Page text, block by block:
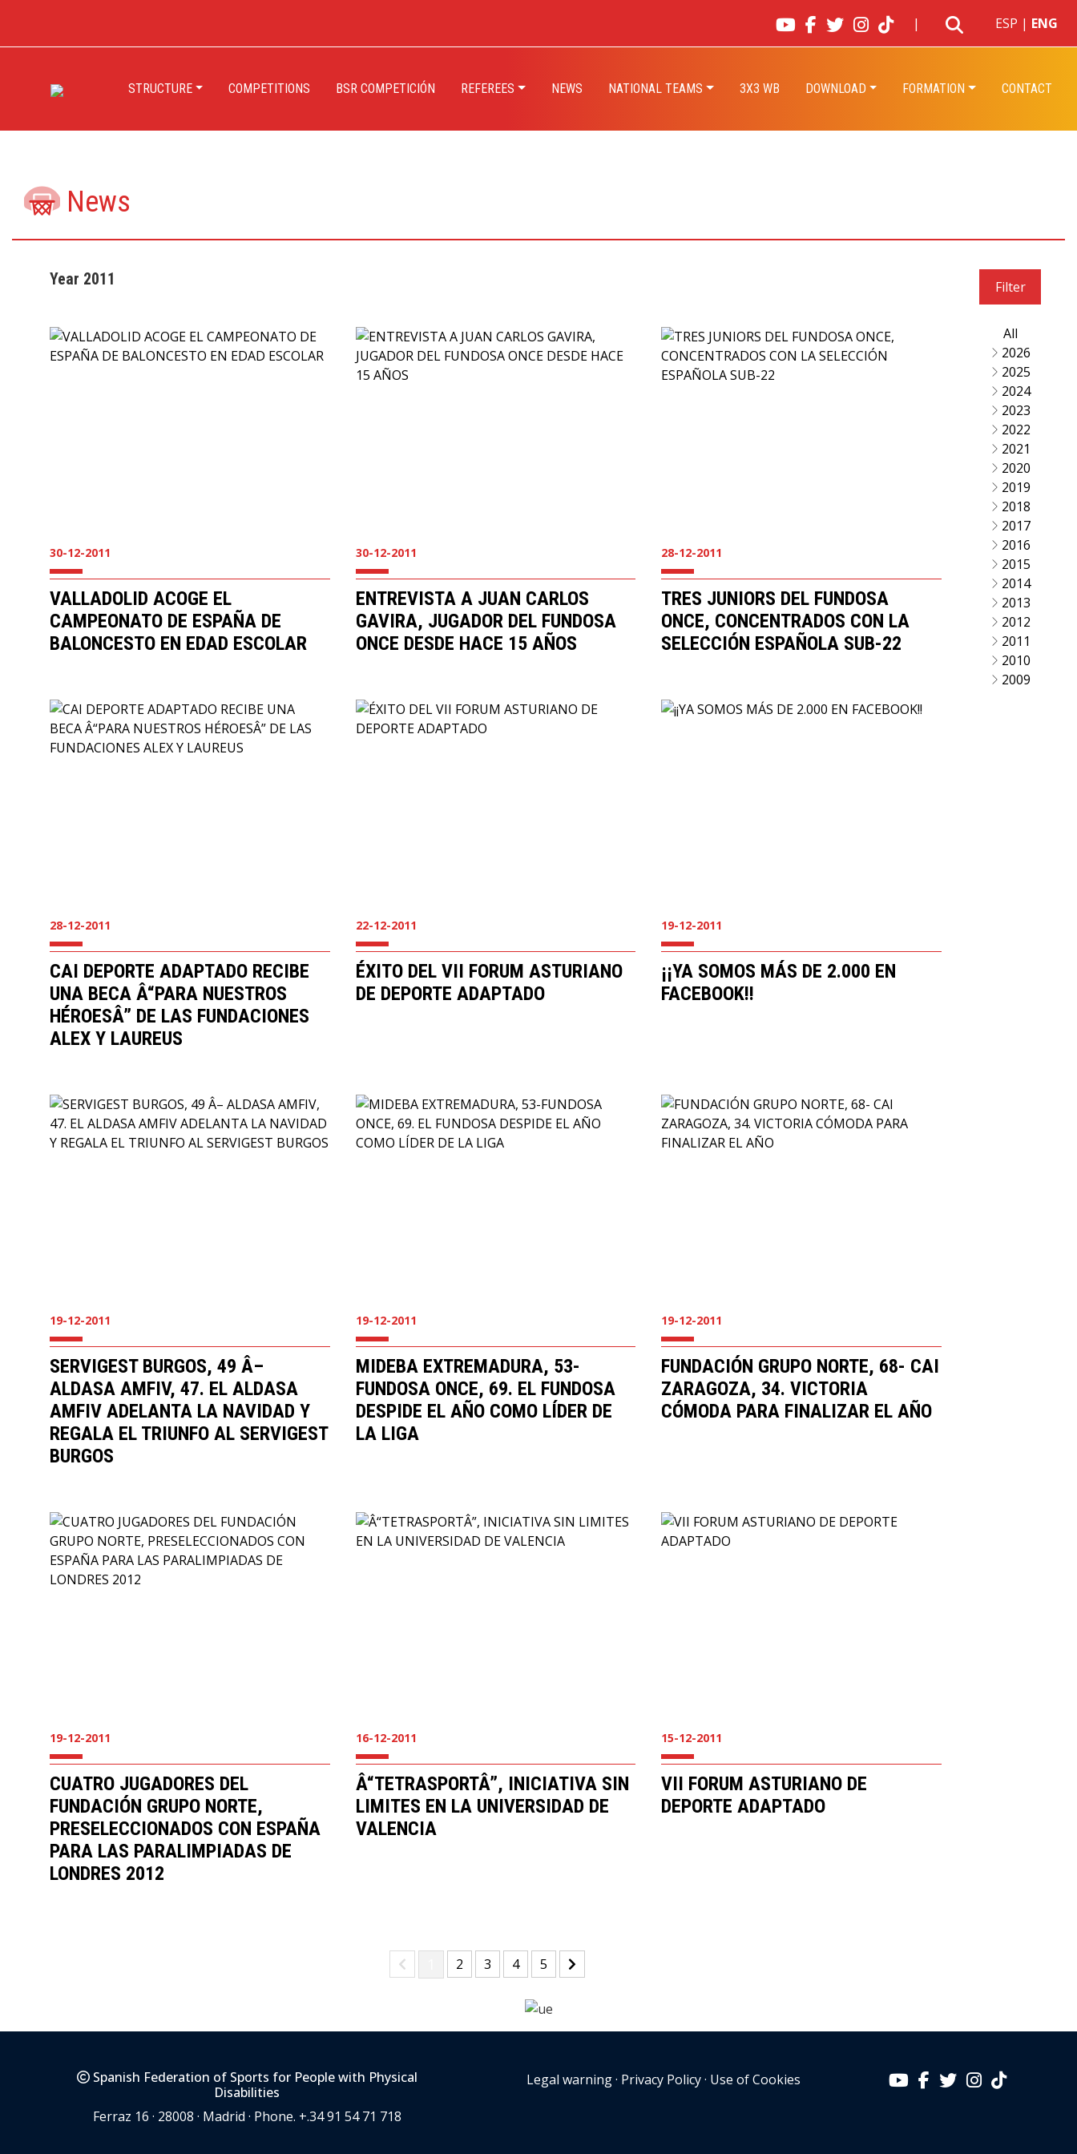
| ESP | ENG
STRUCTURE COMPETITIONS BSR COMPETICIÓN REFEREES NEWS NATIONAL TEAMS 3X3 WB DOWNLOAD FORMATION CONTACT
News
Year 2011
30-12-2011
VALLADOLID ACOGE EL
CAMPEONATO DE ESPAÑA DE
BALONCESTO EN EDAD ESCOLAR
30-12-2011
ENTREVISTA A JUAN CARLOS
GAVIRA, JUGADOR DEL FUNDOSA
ONCE DESDE HACE 15 AÑOS
28-12-2011
TRES JUNIORS DEL FUNDOSA
ONCE, CONCENTRADOS CON LA
SELECCIÓN ESPAÑOLA SUB-22
28-12-2011
CAI DEPORTE ADAPTADO RECIBE
UNA BECA Â“PARA NUESTROS
HÉROESÂ” DE LAS FUNDACIONES
ALEX Y LAUREUS
22-12-2011
ÉXITO DEL VII FORUM ASTURIANO
DE DEPORTE ADAPTADO
19-12-2011
¡¡YA SOMOS MÁS DE 2.000 EN
FACEBOOK!!
19-12-2011
SERVIGEST BURGOS, 49 Â–
ALDASA AMFIV, 47. EL ALDASA
AMFIV ADELANTA LA NAVIDAD Y
REGALA EL TRIUNFO AL SERVIGEST
BURGOS
19-12-2011
MIDEBA EXTREMADURA, 53-
FUNDOSA ONCE, 69. EL FUNDOSA
DESPIDE EL AÑO COMO LÍDER DE
LA LIGA
19-12-2011
FUNDACIÓN GRUPO NORTE, 68- CAI
ZARAGOZA, 34. VICTORIA
CÓMODA PARA FINALIZAR EL AÑO
19-12-2011
CUATRO JUGADORES DEL
FUNDACIÓN GRUPO NORTE,
PRESELECCIONADOS CON ESPAÑA
PARA LAS PARALIMPIADAS DE
LONDRES 2012
16-12-2011
Â“TETRASPORTÂ”, INICIATIVA SIN
LIMITES EN LA UNIVERSIDAD DE
VALENCIA
15-12-2011
VII FORUM ASTURIANO DE
DEPORTE ADAPTADO
(current)
2 (current)
3 (current)
4(current)
5 (current)
Filter
All
2026
2025
2024
2023
2022
2021
2020
2019
2018
2017
2016
2015
2014
2013
2012
2011
2010
2009
Spanish Federation of Sports for People with Physical
Disabilities
Ferraz 16 · 28008 · Madrid · Phone. +.34 91 54 71 718
Legal warning· Privacy Policy· Use of Cookies